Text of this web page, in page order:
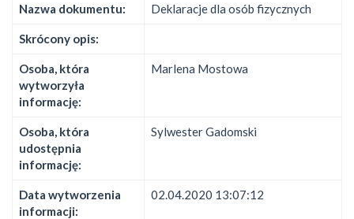
Nazwa dokumentu: Deklaracje dla osób fizycznych
Skrócony opis:
Osoba, która
wytworzyła
informację:
Marlena Mostowa
Osoba, która
udostępnia
informację:
Sylwester Gadomski
Data wytworzenia
informacji:
02.04.2020 13:07:12